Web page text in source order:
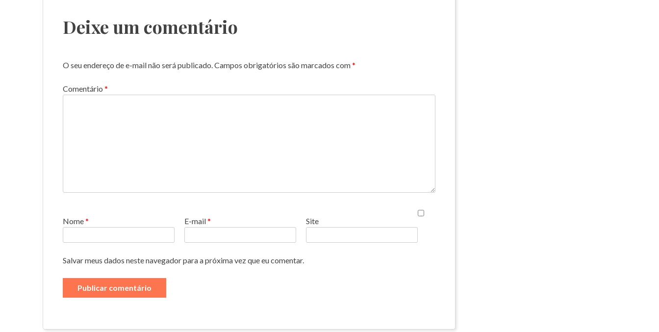
Deixe um comentário
O seu endereço de e-mail não será publicado.Campos obrigatórios são marcados com*
Comentário *
Nome* E-mail* Site
Salvar meus dados neste navegador para a próxima vez que eu comentar.